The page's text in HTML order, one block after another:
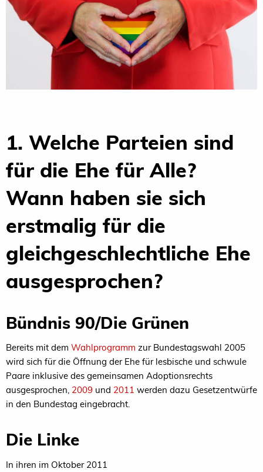
1. Welche Parteien sind
für die Ehe für Alle?
Wann haben sie sich
erstmalig für die
gleichgeschlechtliche Ehe
ausgesprochen?
Bündnis 90/Die Grünen
Bereits mit dem Wahlprogramm zur Bundestagswahl 2005
wird sich für die Öffnung der Ehe für lesbische und schwule
Paare inklusive des gemeinsamen Adoptionsrechts
ausgesprochen, 2009 und 2011 werden dazu Gesetzentwürfe
in den Bundestag eingebracht.
Die Linke
In ihren im Oktober 2011